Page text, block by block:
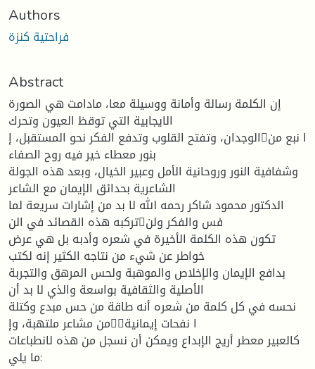
Authors
فراحتية كنزة
Abstract
إن الكلمة رسالة وأمانة ووسيلة معا، مادامت هي الصورة
الايجابية التي توقظ العيون وتحرك
الوجدان، وتفتح القلوب وتدفع الفكر نحو المستقبل، إا نبع من
بنور معطاء خير فيه روح الصفاء
وشفافية النور وروحانية الأمل وعبير الخيال، وبعد هذه الجولة
الشاعرية بحدائق الإيمان مع الشاعر
الدكتور محمود شاكر رحمه الله لا بد من إشارات سريعة لما
تركبه هذه القصائد في النفس والفكر ولن
تكون هذه الكلمة الأخيرة في شعره وأدبه بل هي عرض
خواطر عن شيء من نتاجه الكثير إنه لكتب
بدافع الإيمان والإخلاص والموهبة ولحس المرهق والتجربة
الأصلية والثقافية بواسعة والذي لا بد أن
نحسه في كل كلمة من شعره أنه طاقة من حس مبدع وكتلة
من مشاعر ملتهبة، وإا نفحات إيمانية
كالعبير معطر أريج الإبداع ويمكن أن نسجل من هذه لانطباعات
ما يلي: